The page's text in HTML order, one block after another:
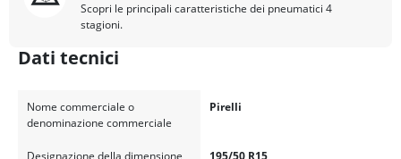
Scopri le principali caratteristiche dei pneumatici 4
stagioni.
Dati tecnici
Nome commerciale o
denominazione commerciale
Pirelli